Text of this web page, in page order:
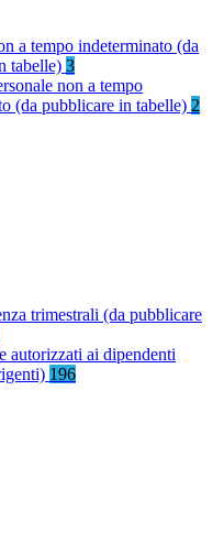
a tempo indeterminato (da
tabelle) 3
non a tempo
(da pubblicare in tabelle) 2
trimestrali (da pubblicare
autorizzati ai dipendenti
196